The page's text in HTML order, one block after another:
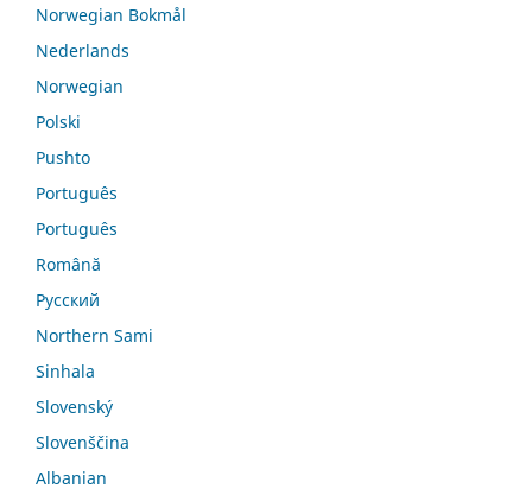
Norwegian Bokmål
Nederlands
Norwegian
Polski
Pushto
Português
Português
Română
Русский
Northern Sami
Sinhala
Slovenský
Slovenščina
Albanian